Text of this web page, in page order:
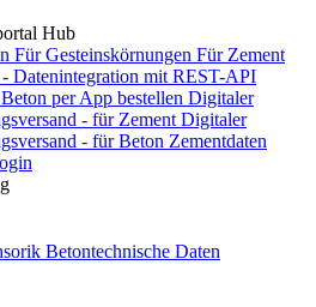
Hub
Für Gesteinskörnungen Für Zement
Datenintegration mit REST-API
per App bestellen Digitaler
- für Zement Digitaler
- für Beton Zementdaten
Betontechnische Daten